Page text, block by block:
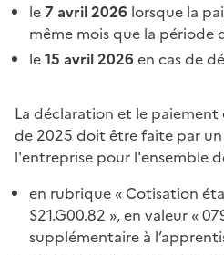
le 7 avril 2026 lorsque la
même mois que la période
le15 avril 2026 en cas de
La déclaration et le
de 2025 doit être faite par
l'entreprise pour l'ensemble
en rubrique « Cotisation
S21.G00.82 », en valeur «
supplémentaire à